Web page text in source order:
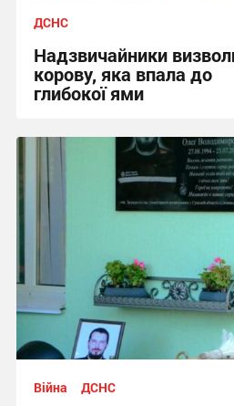
ДСНС
Надзвичайники
корову, яка впала до
глибокої ями
Війна ДСНС